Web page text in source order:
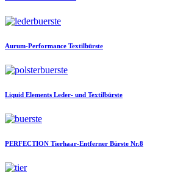
Aurum-Performance Textilbürste
Liquid Elements Leder- und Textilbürste
PERFECTION Tierhaar-Entferner Bürste Nr.8